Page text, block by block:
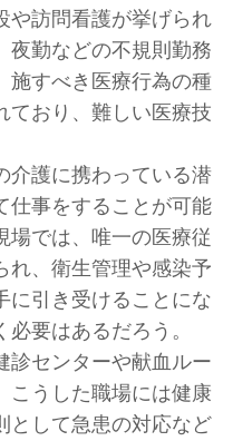
や訪問看護が挙げられ
夜勤などの不規則勤務
施すべき医療行為の種
ており、難しい医療技
介護に携わっている潜
仕事をすることが可能
場では、唯一の医療従
れ、衛生管理や感染予
に引き受けることにな
要はあるだろう。
診センターや献血ルー
こうした職場には健康
として急患の対応など